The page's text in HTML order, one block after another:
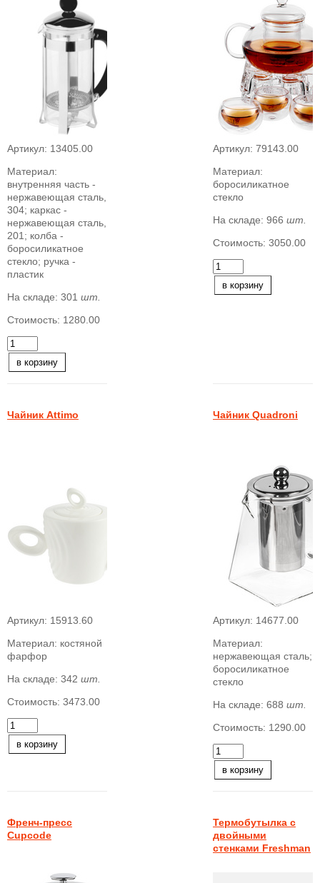
Артикул: 13405.00
Материал:
внутренняя часть -
нержавеющая сталь,
304; каркас -
нержавеющая сталь,
201; колба -
боросиликатное
стекло; ручка -
пластик
На складе: 301 шт.
Стоимость: 1280.00
в корзину
Артикул: 79143.00
Материал:
боросиликатное
стекло
На складе: 966 шт.
Стоимость: 3050.00
в корзину
Чайник Attimo
Артикул: 15913.60
Материал: костяной
фарфор
На складе: 342 шт.
Стоимость: 3473.00
в корзину
Чайник Quadroni
Артикул: 14677.00
Материал:
нержавеющая сталь;
боросиликатное
стекло
На складе: 688 шт.
Стоимость: 1290.00
в корзину
Френч-пресс
Cupcode
Термобутылка с
двойными
стенками Freshman